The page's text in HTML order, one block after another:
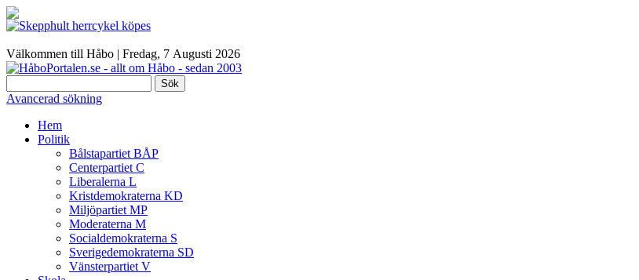
Välkommen till Håbo | Fredag, 7 Αugusti 2026
Sök
Avancerad sökning
Hem
Politik
Bålstapartiet BÅP
Centerpartiet C
Liberalerna L
Kristdemokraterna KD
Miljöpartiet MP
Moderaterna M
Socialdemokraterna S
Sverigedemokraterna SD
Vänsterpartiet V